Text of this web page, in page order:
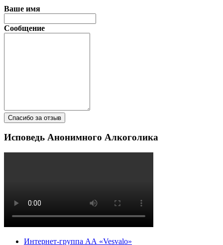
Ваше имя
Сообщение
Спасибо за отзыв
Исповедь Анонимного Алкоголика
Интернет-группа АА «Vesvalo»